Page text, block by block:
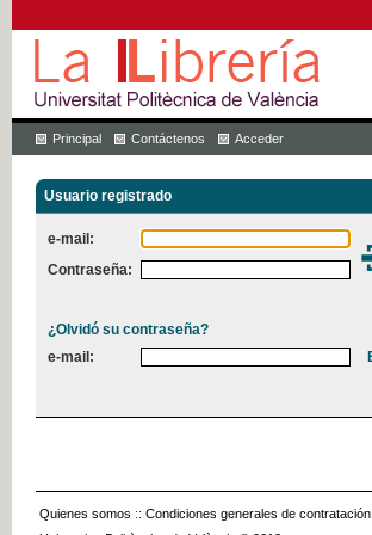
Principal Contáctenos Acceder
Usuario registrado
e-mail:
Contraseña:
¿Olvidó su contraseña?
e-mail:
Quienes somos :: Condiciones generales de contratación